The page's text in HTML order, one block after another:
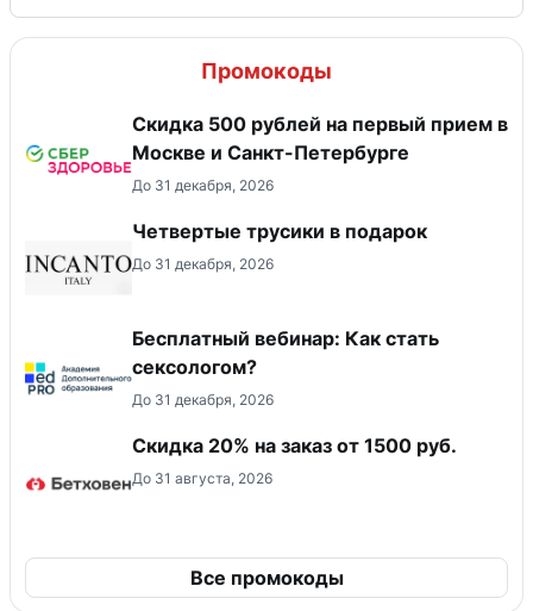
Промокоды
Скидка 500 рублей на первый прием в
Москве и Санкт-Петербурге
До 31 декабря, 2026
Четвертые трусики в подарок
До 31 декабря, 2026
Бесплатный вебинар: Как стать
сексологом?
До 31 декабря, 2026
Скидка 20% на заказ от 1500 руб.
До 31 августа, 2026
Все промокоды